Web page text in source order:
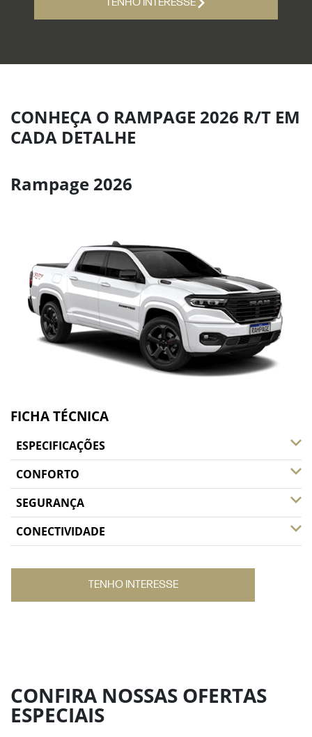
TENHO INTERESSE
CONHEÇA O RAMPAGE 2026 R/T EM
CADA DETALHE
Rampage 2026
FICHA TÉCNICA
ESPECIFICAÇÕES
CONFORTO
SEGURANÇA
CONECTIVIDADE
TENHO INTERESSE
CONFIRA NOSSAS OFERTAS
ESPECIAIS